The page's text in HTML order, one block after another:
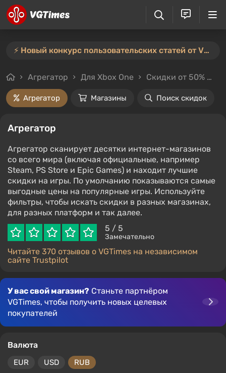
⚡️ Новый конкурс пользовательских статей от VGTimes — участвуйте тут ⚡️
Агрегатор Для Xbox One Скидки от 50%
Агрегатор Магазины Поиск скидок
Агрегатор
Агрегатор сканирует десятки интернет-магазинов
со всего мира (включая официальные, например
Steam, PS Store и Epic Games) и находит лучшие
скидки на игры. По умолчанию показываются самые
выгодные цены на популярные игры. Используйте
фильтры, чтобы искать скидки в разных магазинах,
для разных платформ и так далее.
5 / 5
Замечательно
Читайте 370 отзывов о VGTimes на независимом
сайте Trustpilot
У вас свой магазин? Станьте партнёром
VGTimes, чтобы получить новых целевых
покупателей
Валюта
EUR USD RUB